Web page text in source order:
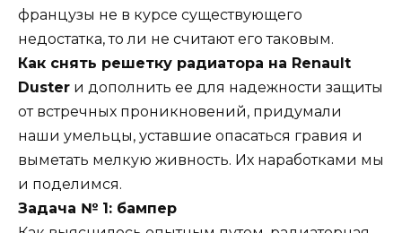
французы не в курсе существующего
недостатка, то ли не считают его таковым.
Как снять решетку радиатора на Renault
Duster и дополнить ее для надежности защиты
от встречных проникновений, придумали
наши умельцы, уставшие опасаться гравия и
выметать мелкую живность. Их наработками мы
и поделимся.
Задача № 1: бампер